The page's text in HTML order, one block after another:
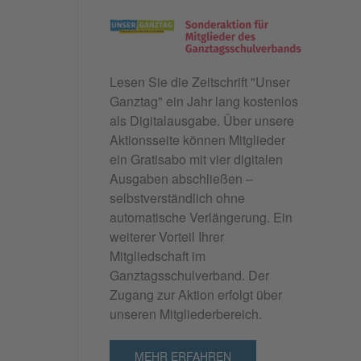
Lesen Sie die Zeitschrift "Unser
Ganztag" ein Jahr lang kostenlos
als Digitalausgabe. Über unsere
Aktionsseite können Mitglieder
ein Gratisabo mit vier digitalen
Ausgaben abschließen –
selbstverständlich ohne
automatische Verlängerung. Ein
weiterer Vorteil Ihrer
Mitgliedschaft im
Ganztagsschulverband. Der
Zugang zur Aktion erfolgt über
unseren Mitgliederbereich.
MEHR ERFAHREN